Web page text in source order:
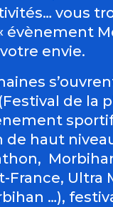
vous
évènement
envie.
de la
haut
France, Ultra
…),